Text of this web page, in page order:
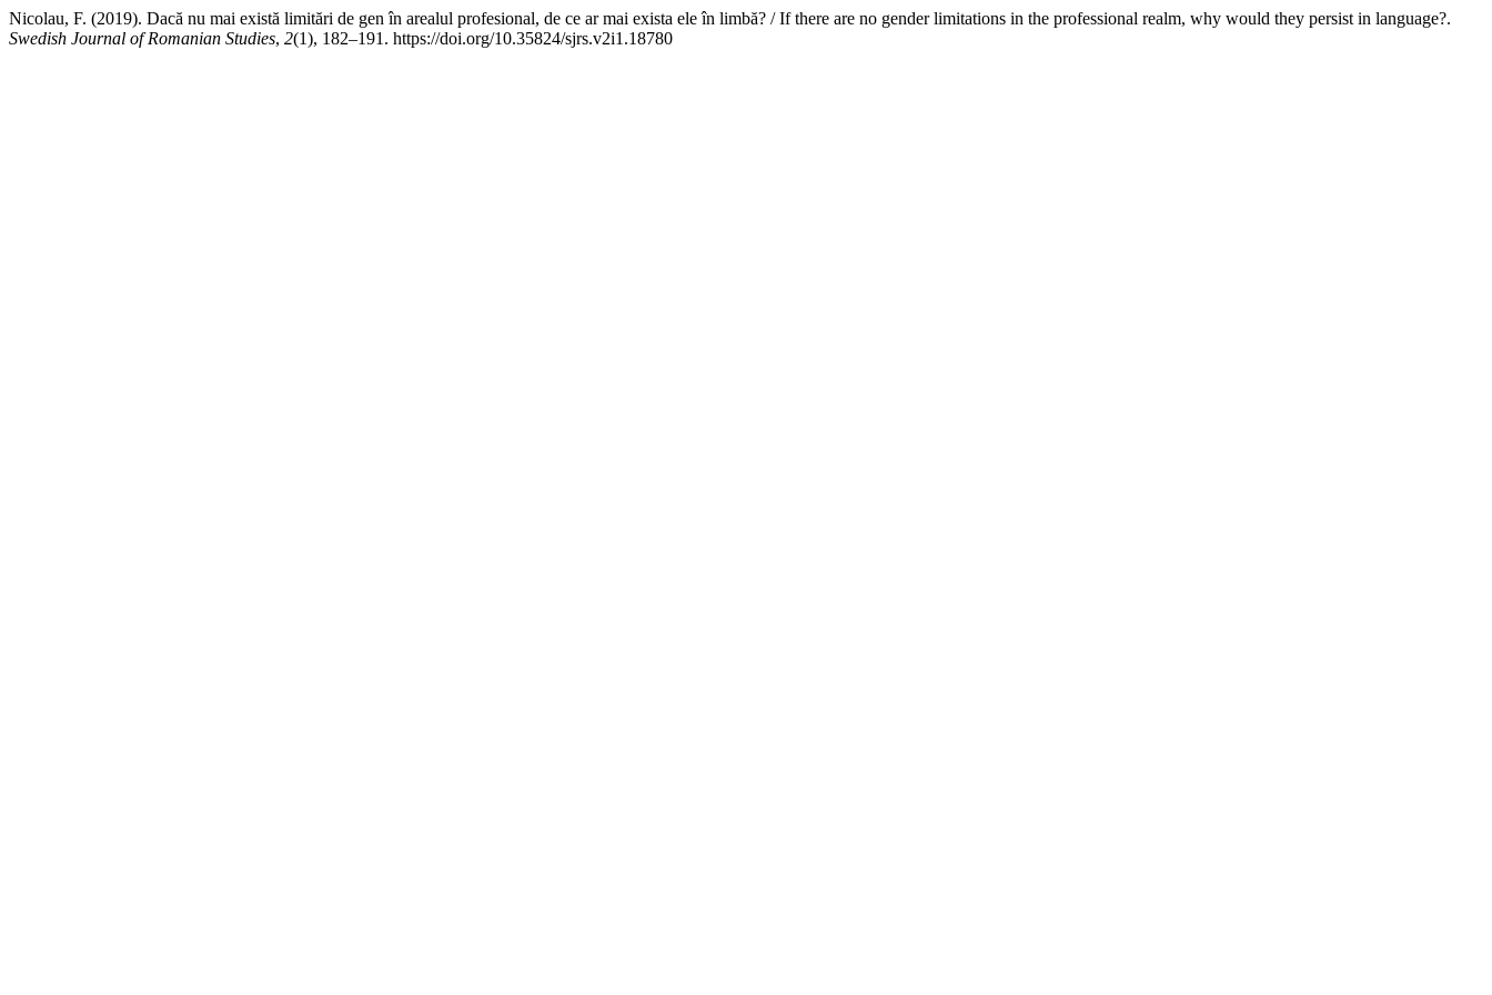
Nicolau, F. (2019). Dacă nu mai există limitări de gen în arealul profesional, de ce ar mai exista ele în limbă? / If there are no gender limitations in the professional realm, why would they persist in language?.
Swedish Journal of Romanian Studies, 2(1), 182–191. https://doi.org/10.35824/sjrs.v2i1.18780